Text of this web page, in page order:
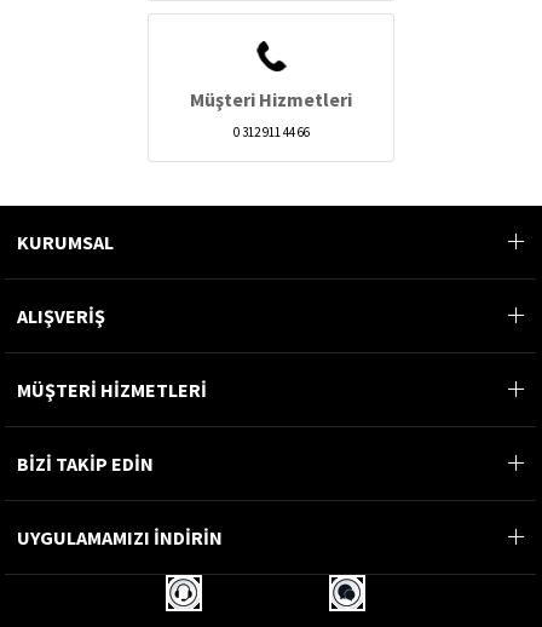
Müşteri Hizmetleri
0 312 911 44 66
KURUMSAL
ALIŞVERİŞ
MÜŞTERİ HİZMETLERİ
BİZİ TAKİP EDİN
UYGULAMAMIZI İNDİRİN